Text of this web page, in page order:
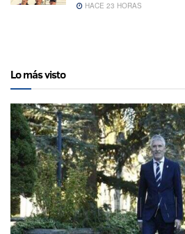
HACE 23 HORAS
Lo más visto